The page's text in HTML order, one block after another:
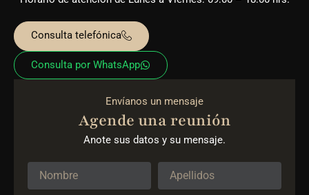
Consulta telefónica
Consulta por WhatsApp
Envíanos un mensaje
Agende una reunión
Anote sus datos y su mensaje.